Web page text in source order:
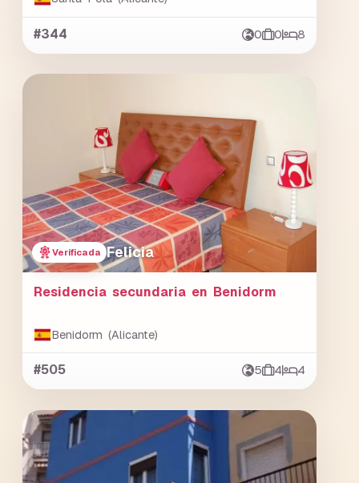
#344 0 0 8
Verificada Felicia
Residencia secundaria en Benidorm
Benidorm (Alicante)
#505 5 4 4